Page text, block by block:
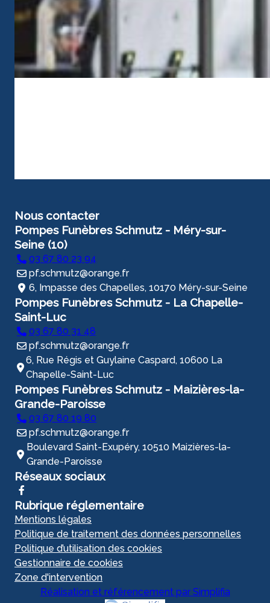
Nous contacter
Pompes Funèbres Schmutz - Méry-sur-
Seine (10)
03 67 80 23 94
pf.schmutz@orange.fr
6, Impasse des Chapelles, 10170 Méry-sur-Seine
Pompes Funèbres Schmutz - La Chapelle-
Saint-Luc
03 67 80 31 48
pf.schmutz@orange.fr
6, Rue Régis et Guylaine Caspard, 10600 La
Chapelle-Saint-Luc
Pompes Funèbres Schmutz - Maizières-la-
Grande-Paroisse
03 67 80 19 80
pf.schmutz@orange.fr
Boulevard Saint-Exupéry, 10510 Maizières-la-
Grande-Paroisse
Réseaux sociaux
Rubrique réglementaire
Mentions légales
Politique de traitement des données personnelles
Politique d’utilisation des cookies
Gestionnaire de cookies
Zone d'intervention
Réalisation et référencement par Simplifia